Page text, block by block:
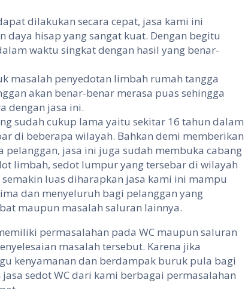
dilakukan secara cepat, jasa kami ini
daya hisap yang sangat kuat. Dengan begitu
waktu singkat dengan hasil yang benar-
masalah penyedotan limbah rumah tangga
akan benar-benar merasa puas sehingga
dengan jasa ini.
sudah cukup lama yaitu sekitar 16 tahun dalam
di beberapa wilayah. Bahkan demi memberikan
jasa ini juga sudah membuka cabang
limbah, sedot lumpur yang tersebar di wilayah
luas diharapkan jasa kami ini mampu
dan menyeluruh bagi pelanggan yang
maupun masalah saluran lainnya.
permasalahan pada WC maupun saluran
masalah tersebut. Karena jika
kenyamanan dan berdampak buruk pula bagi
sedot WC dari kami berbagai permasalahan